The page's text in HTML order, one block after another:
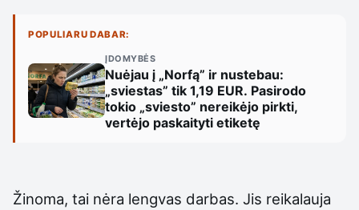
POPULIARU DABAR:
ĮDOMYBĖS
Nuėjau į „Norfą” ir nustebau:
„sviestas” tik 1,19 EUR. Pasirodo
tokio „sviesto” nereikėjo pirkti,
vertėjo paskaityti etiketę
Žinoma, tai nėra lengvas darbas. Jis reikalauja